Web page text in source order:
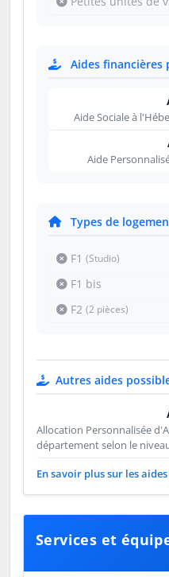
Aides financières
Aide Sociale à
Aide
Types de
F1 (Studio)
F1 bis
F2 (2 pièces)
Autres aides
Allocation Personnalisée
département selon le
En savoir plus sur les
Services et